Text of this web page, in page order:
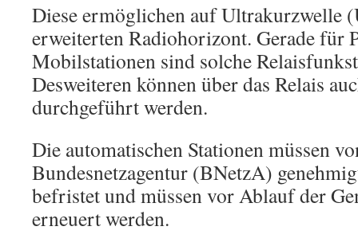
Diese ermöglichen auf Ultrakurzwelle
erweiterten Radiohorizont. Gerade für
Mobilstationen sind solche
Desweiteren können über das Relais
durchgeführt werden.
Die automatischen Stationen müssen
Bundesnetzagentur (BNetzA)
befristet und müssen vor Ablauf der
erneuert werden.